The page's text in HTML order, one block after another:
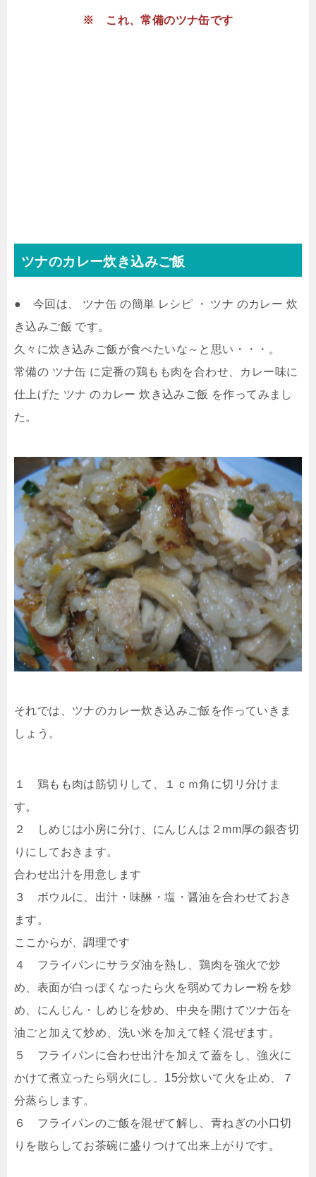
※ これ、常備のツナ缶です
ツナのカレー炊き込みご飯
● 今回は、 ツナ缶 の簡単 レシピ ・ ツナ のカレー 炊
き込みご飯 です。
久々に炊き込みご飯が食べたいな～と思い・・・。
常備の ツナ缶 に定番の鶏もも肉を合わせ、カレー味に
仕上げた ツナ のカレー 炊き込みご飯 を作ってみまし
た。
それでは、ツナのカレー炊き込みご飯を作っていきま
しょう。
１ 鶏もも肉は筋切りして、１ｃｍ角に切リ分けま
す。
２ しめじは小房に分け、にんじんは２mm厚の銀杏切
りにしておきます。
合わせ出汁を用意します
３ ボウルに、出汁・味醂・塩・醤油を合わせておき
ます。
ここからが、調理です
４ フライパンにサラダ油を熱し、鶏肉を強火で炒
め、表面が白っぽくなったら火を弱めてカレー粉を炒
め、にんじん・しめじを炒め、中央を開けてツナ缶を
油ごと加えて炒め、洗い米を加えて軽く混ぜます。
５ フライパンに合わせ出汁を加えて蓋をし、強火に
かけて煮立ったら弱火にし、15分炊いて火を止め、７
分蒸らします。
６ フライパンのご飯を混ぜて解し、青ねぎの小口切
りを散らしてお茶碗に盛りつけて出来上がりです。